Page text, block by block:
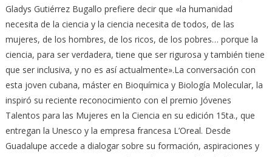
Gladys Gutiérrez Bugallo prefiere decir que «la humanidad
necesita de la ciencia y la ciencia necesita de todos, de las
mujeres, de los hombres, de los ricos, de los pobres… porque la
ciencia, para ser verdadera, tiene que ser rigurosa y también tiene
que ser inclusiva, y no es así actualmente».La conversación con
esta joven cubana, máster en Bioquímica y Biología Molecular, la
inspiró su reciente reconocimiento con el premio Jóvenes
Talentos para las Mujeres en la Ciencia en su edición 15ta., que
entregan la Unesco y la empresa francesa L’Oreal. Desde
Guadalupe accede a dialogar sobre su formación, aspiraciones y